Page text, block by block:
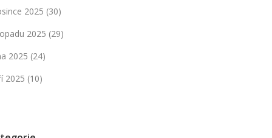
2025 (30)
2025 (29)
2025 (24)
2025 (10)